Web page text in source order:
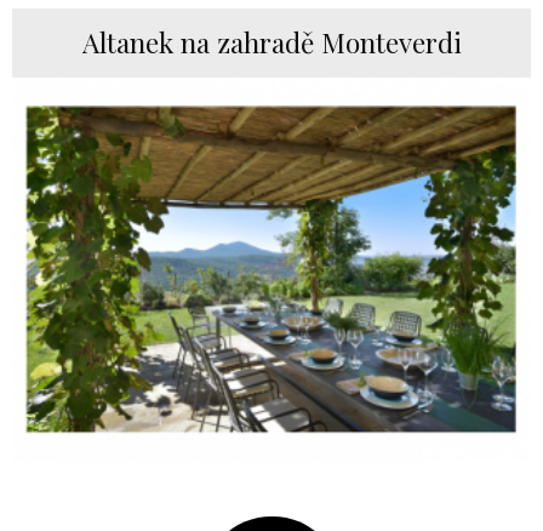
Altanek na zahradě Monteverdi